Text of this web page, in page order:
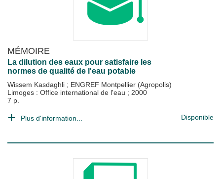
MÉMOIRE
La dilution des eaux pour satisfaire les
normes de qualité de l'eau potable
Wissem Kasdaghli ; ENGREF Montpellier (Agropolis)
Limoges : Office international de l'eau ; 2000
7 p.
Plus d'information... Disponible